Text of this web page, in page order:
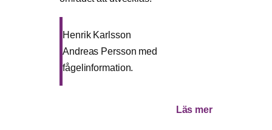
Henrik Karlsson
Andreas Persson med
fågelinformation.
Läs mer